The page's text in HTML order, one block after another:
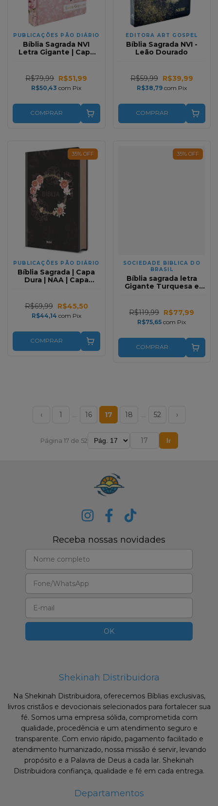
PUBLICAÇÕES PÃO DIÁRIO
Bíblia Sagrada NVI
Letra Gigante | Capa
R$79,99 R$51,99
R$50,43com Pix
COMPRAR
EDITORA ART GOSPEL
Bíblia Sagrada NVI -
Leão Dourado
R$59,99 R$39,99
R$38,79 com Pix
COMPRAR
35% OFF
PUBLICAÇÕES PÃO DIÁRIO
Bíblia Sagrada | Capa
Dura | NAA | Capa
R$69,99 R$45,50
R$44,14 com Pix
COMPRAR
35% OFF
SOCIEDADE BIBLICA DO
BRASIL
Bíblia sagrada letra
Gigante Turquesa e
R$119,99 R$77,99
R$75,65com Pix
COMPRAR
‹ 1 … 16 17 18 … 52 ›
Página 17 de 52 Ir
Receba nossas novidades
Shekinah Distribuidora
Na Shekinah Distribuidora, oferecemos Bíblias exclusivas,
livros cristãos e devocionais selecionados para fortalecer sua
fé. Somos uma empresa sólida, comprometida com
qualidade, procedência e um atendimento seguro e
transparente. Com envio rápido, pagamento facilitado e
atendimento humanizado, nossa missão é servir, levando
propósito e a Palavra de Deus a cada lar. Shekinah
Distribuidora confiança, qualidade e fé em cada entrega.
Departamentos